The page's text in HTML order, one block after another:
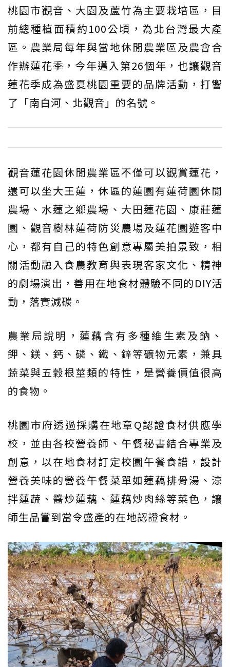
桃園市觀音、大園及蘆竹為主要栽培區，目
前總種植面積約100公頃，為北台灣最大產
區。農業局每年與當地休閒農業區及農會合
作辦蓮花季，今年邁入第26個年，也讓觀音
蓮花季成為盛夏桃園重要的品牌活動，打響
了「南白河、北觀音」的名號。
觀音蓮花園休閒農業區不僅可以觀賞蓮花，
還可以坐大王蓮，休區的蓮園有蓮荷園休閒
農場、水蓮之鄉農場、大田蓮花園、康莊蓮
園、觀音樹林蓮荷防災農場及蓮花園遊客中
心，都有自己的特色創意專屬美拍景致，相
關活動融入食農教育與表現客家文化、精神
的劇場演出，善用在地食材體驗不同的DIY活
動，落實減碳。
農業局說明，蓮藕含有多種維生素及鈉、
鉀、鎂、鈣、磷、鐵、鋅等礦物元素，兼具
蔬菜與五穀根莖類的特性，是營養價值很高
的食物。
桃園市府透過採購在地章Q認證食材供應學
校，並由各校營養師、午餐秘書結合專業及
創意，以在地食材訂定校園午餐食譜，設計
營養美味的營養午餐菜單如蓮藕排骨湯、涼
拌蓮蔬、醬炒蓮藕、蓮藕炒肉絲等菜色，讓
師生品嘗到當令盛產的在地認證食材。